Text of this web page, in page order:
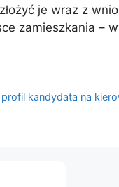
je wraz z
zamieszkania –
profil kandydata na